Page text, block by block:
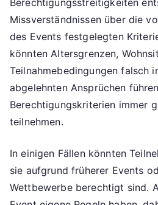
Berechtigungsstreitigkeiten
Missverständnissen über die
des Events festgelegten
könnten Altersgrenzen,
Teilnahmebedingungen falsch
abgelehnten Ansprüchen
Berechtigungskriterien immer
teilnehmen.
In einigen Fällen könnten
sie aufgrund früherer Events
Wettbewerbe berechtigt sind.